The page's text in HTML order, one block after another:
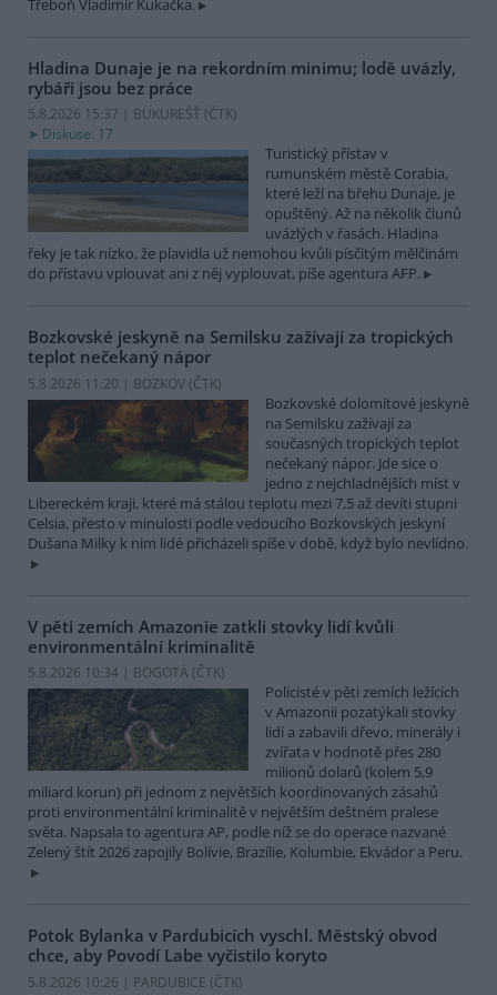
Třeboň Vladimír Kukačka.
Hladina Dunaje je na rekordním minimu; lodě uvázly,
rybáři jsou bez práce
5.8.2026 15:37 | BUKUREŠŤ (ČTK)
Diskuse: 17
Turistický přístav v
rumunském městě Corabia,
které leží na břehu Dunaje, je
opuštěný. Až na několik člunů
uvázlých v řasách. Hladina
řeky je tak nízko, že plavidla už nemohou kvůli písčitým mělčinám
do přístavu vplouvat ani z něj vyplouvat, píše agentura AFP.
Bozkovské jeskyně na Semilsku zažívají za tropických
teplot nečekaný nápor
5.8.2026 11:20 | BOZKOV (ČTK)
Bozkovské dolomitové jeskyně
na Semilsku zažívají za
současných tropických teplot
nečekaný nápor. Jde sice o
jedno z nejchladnějších míst v
Libereckém kraji, které má stálou teplotu mezi 7,5 až devíti stupni
Celsia, přesto v minulosti podle vedoucího Bozkovských jeskyní
Dušana Milky k nim lidé přicházeli spíše v době, když bylo nevlídno.
V pěti zemích Amazonie zatkli stovky lidí kvůli
environmentální kriminalitě
5.8.2026 10:34 | BOGOTÁ (ČTK)
Policisté v pěti zemích ležících
v Amazonii pozatýkali stovky
lidí a zabavili dřevo, minerály i
zvířata v hodnotě přes 280
milionů dolarů (kolem 5,9
miliard korun) při jednom z největších koordinovaných zásahů
proti environmentální kriminalitě v největším deštném pralese
světa. Napsala to agentura AP, podle níž se do operace nazvané
Zelený štít 2026 zapojily Bolívie, Brazílie, Kolumbie, Ekvádor a Peru.
Potok Bylanka v Pardubicích vyschl. Městský obvod
chce, aby Povodí Labe vyčistilo koryto
5.8.2026 10:26 | PARDUBICE (ČTK)